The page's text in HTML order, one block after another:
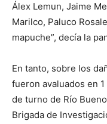
Álex Lemun, Jaime
Marilco, Paluco
mapuche”, decía la
En tanto, sobre los
fueron avaluados en
de turno de Río
Brigada de